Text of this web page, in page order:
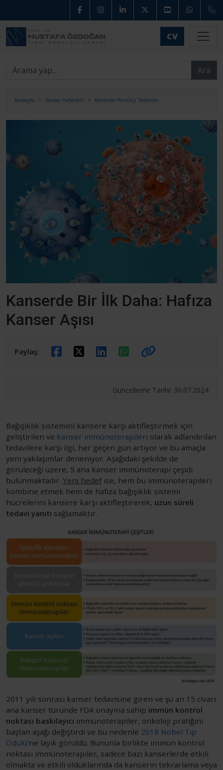
CV
Ara
Anasayfa Kanser Haberleri Kanserde Yenilikçi Tedaviler
Kanserde Bir İlk Daha: Hafıza
Kanser Aşısı
Paylaş:
Güncelleme Tarihi: 30.07.2024
Bağışıklık sistemini kansere karşı aktifleştirmek için
geliştirilen ve kanser immünoterapileri olarak adlandırılan
tedavilere karşı ilgi, her geçen gün artıyor ve bu amaçla
yeni yaklaşımlar deneniyor. Aşağıdaki şekilde de
görüleceği üzere, 5 ana kanser immünoterapi çeşidi
bulunmaktadır. Yeni hedefise, hem bu immünoterapileri
kombine etmek hem de hafıza bağışıklık sistemi
hücrelerini kansere karşı aktifleştirerek, uzun süreli
tedavi yanıtı sağlamaktır.
2011 yılı sonrası kanser tedavisine giren ve şu an 15 civarı
ana kanser türünde FDA onayına sahip immün kontrol
noktası baskılayıcı immünoterapiler, onkoloji pratiğini
baştan aşağı değiştirdi ve bu nedenle 2018 Nobel Tıp
Ödülü'ne layık görüldü. Bununla birlikte immün kontrol
noktası immünoterapiler, sadece bazı kanserlerde etkili
olmakta ve etkili olduklarında da kanserin tekrarlama veya